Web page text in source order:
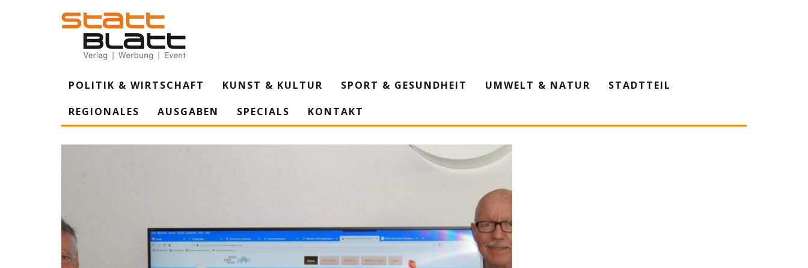
POLITIK & WIRTSCHAFT KUNST & KULTUR SPORT & GESUNDHEIT UMWELT & NATUR
STADTTEIL
REGIONALES
AUSGABEN SPECIALS KONTAKT